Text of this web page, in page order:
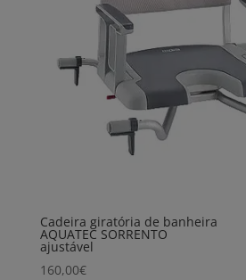
Cadeira giratória de banheira
AQUATEC SORRENTO
ajustável
160,00€